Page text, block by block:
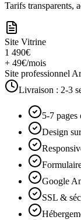
Tarifs transparents,
Site Vitrine
1 490€
+ 49€/mois
Site professionnel
Livraison : 2-3
5-7 pages
Design
Google
SSL &